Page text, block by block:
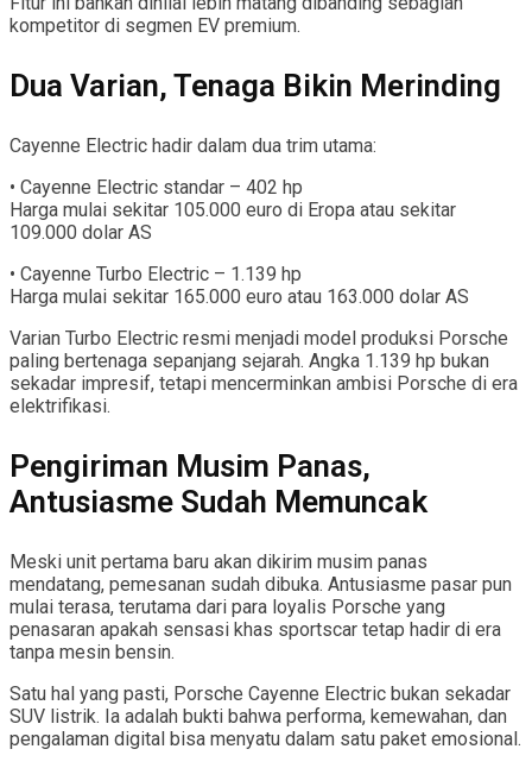
kompetitor di segmen EV premium.
Dua Varian, Tenaga Bikin Merinding
Cayenne Electric hadir dalam dua trim utama:
• Cayenne Electric standar – 402 hp
Harga mulai sekitar 105.000 euro di Eropa atau sekitar
109.000 dolar AS
• Cayenne Turbo Electric – 1.139 hp
Harga mulai sekitar 165.000 euro atau 163.000 dolar AS
Varian Turbo Electric resmi menjadi model produksi Porsche
paling bertenaga sepanjang sejarah. Angka 1.139 hp bukan
sekadar impresif, tetapi mencerminkan ambisi Porsche di era
elektrifikasi.
Pengiriman Musim Panas,
Antusiasme Sudah Memuncak
Meski unit pertama baru akan dikirim musim panas
mendatang, pemesanan sudah dibuka. Antusiasme pasar pun
mulai terasa, terutama dari para loyalis Porsche yang
penasaran apakah sensasi khas sportscar tetap hadir di era
tanpa mesin bensin.
Satu hal yang pasti, Porsche Cayenne Electric bukan sekadar
SUV listrik. Ia adalah bukti bahwa performa, kemewahan, dan
pengalaman digital bisa menyatu dalam satu paket emosional.